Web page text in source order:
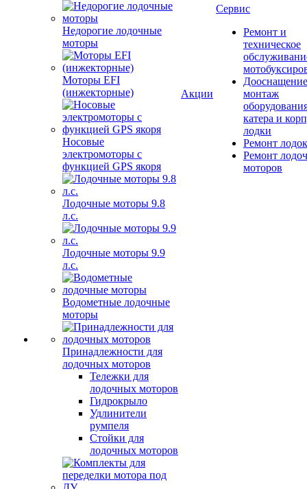
Недорогие лодочные
моторы
Моторы EFI
(инжекторные)
Носовые
электромоторы с
функцией GPS якоря
Лодочные моторы 9.8
л.с.
Лодочные моторы 9.9
л.с.
Водометные лодочные
моторы
Принадлежности для
лодочных моторов
Тележки для
лодочных моторов
Гидрокрыло
Удлинители
румпеля
Стойки для
лодочных моторов
Акции
Сервис
Ремонт и
техническое
монтаж
катера и
лодки
Ремонт
Ремонт
моторов